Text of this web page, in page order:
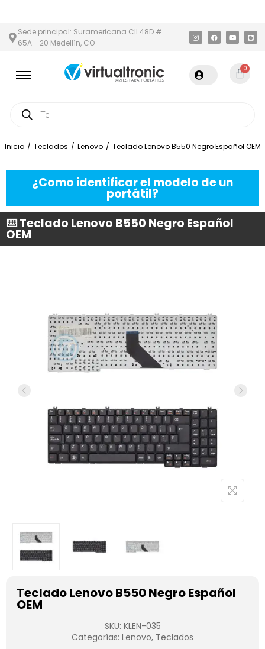
Sede principal: Suramericana Cll 48D #
65A - 20 Medellín, CO
0
Inicio / Teclados / Lenovo / Teclado Lenovo B550 Negro Español OEM
¿Como identificar el modelo de un
portátil?
⌨️ Teclado Lenovo B550 Negro Español
OEM
Teclado Lenovo B550 Negro Español
OEM
SKU: KLEN-035
Categorías: Lenovo, Teclados